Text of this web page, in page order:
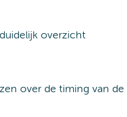
overzicht
over de timing van de